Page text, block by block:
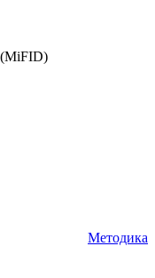
(MiFID)
Методика